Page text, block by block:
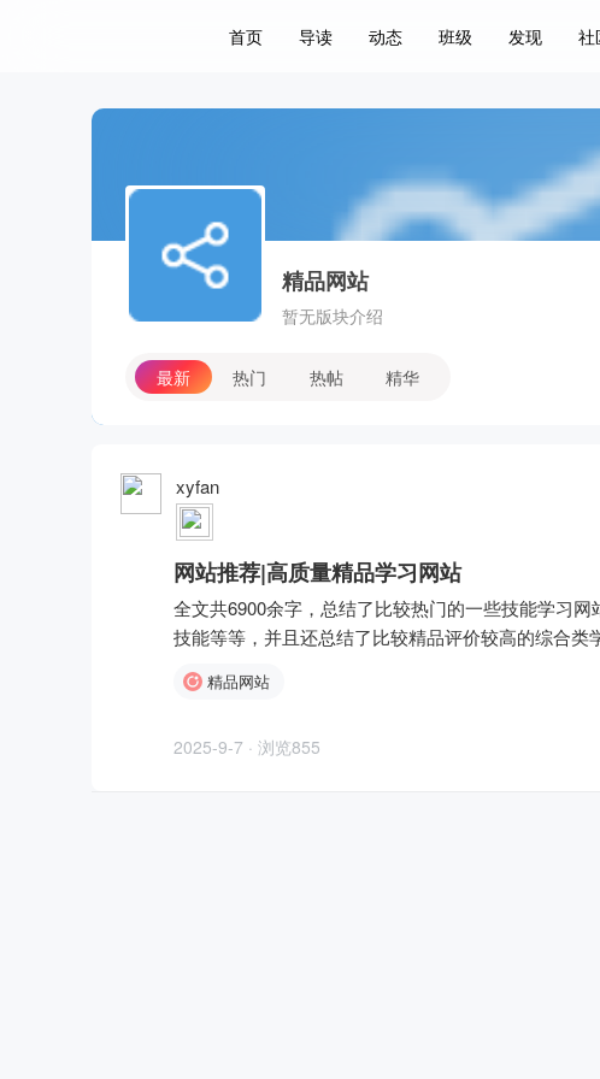
首页 导读 动态 班级 发现 社
关于
精品网站
暂无版块介绍
最新 热门 热帖 精华
xyfan
网站推荐|高质量精品学习网站
全文共6900余字，总结了比较热门的一些技能学习
技能等等，并且还总结了比较精品评价较高的综合
1.Word联盟传 ...
精品网站
2025-9-7 · 浏览855